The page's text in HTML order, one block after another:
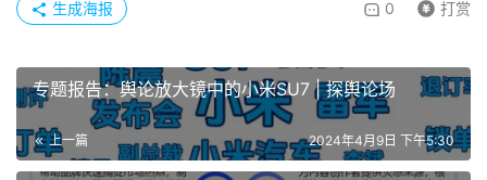
0 打赏
生成海报
专题报告：舆论放大镜中的小米SU7 | 探舆论场
上一篇 2024年4月9日 下午5:30